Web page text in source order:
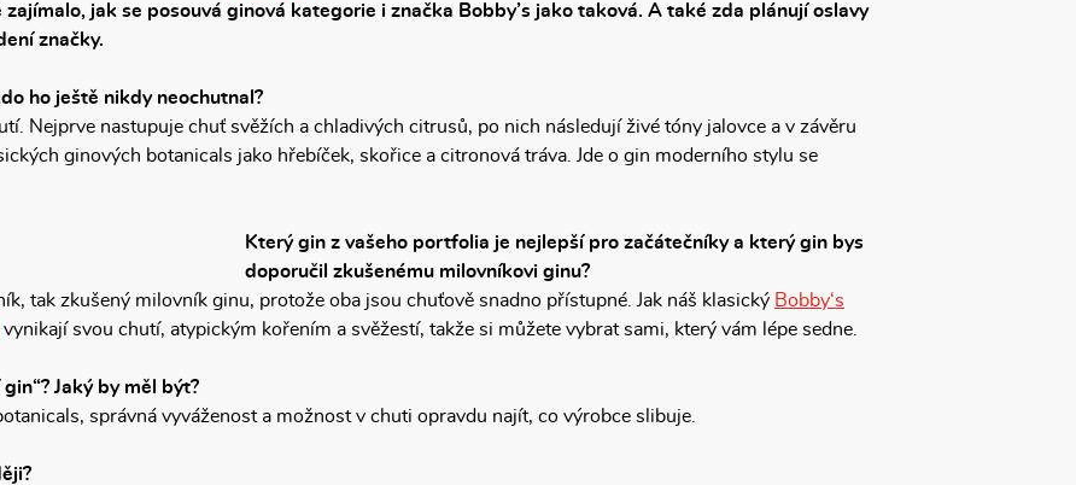
zajímalo, jak se posouvá ginová kategorie i značka Bobby’s jako taková. A také zda plánují oslavy
značky.
ho ještě nikdy neochutnal?
Nejprve nastupuje chuť svěžích a chladivých citrusů, po nich následují živé tóny jalovce a v závěru
ginových botanicals jako hřebíček, skořice a citronová tráva. Jde o gin moderního stylu se
Který gin z vašeho portfolia je nejlepší pro začátečníky a který gin bys
doporučil zkušenému milovníkovi ginu?
tak zkušený milovník ginu, protože oba jsou chuťově snadno přístupné. Jak náš klasický Bobby‘s
vynikají svou chutí, atypickým kořením a svěžestí, takže si můžete vybrat sami, který vám lépe sedne.
Jaký by měl být?
správná vyváženost a možnost v chuti opravdu najít, co výrobce slibuje.